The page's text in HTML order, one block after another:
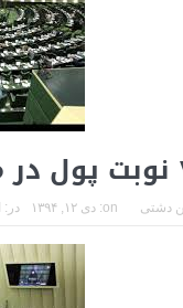
دشتی on: دی ۱۲, ۱۳۹۴ در: